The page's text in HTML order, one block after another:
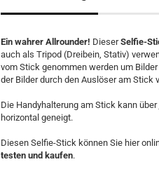
Ein wahrer Allrounder! DieserSelfie-
auch als Tripod (Dreibein, Stativ)
vom Stick genommen werden um
der Bilder durch den Auslöser am Stick
Die Handyhalterung am Stick kann über
horizontal geneigt.
Diesen Selfie-Stick können Sie hier
testen und kaufen.